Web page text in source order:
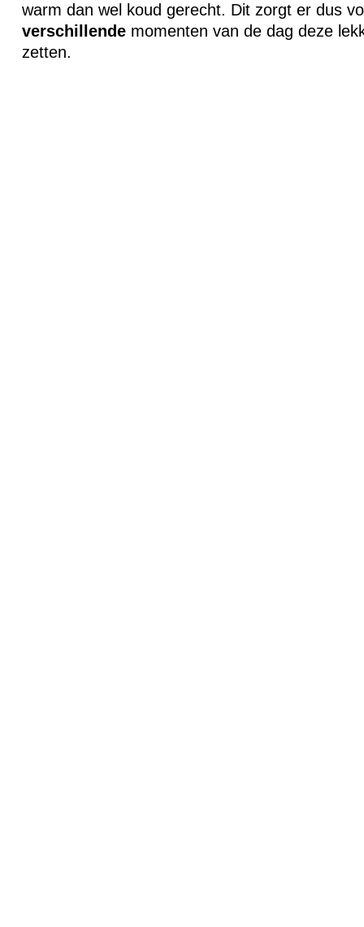
warm dan wel koud gerecht. Dit zorgt er dus
verschillendemomenten van de dag deze
zetten.